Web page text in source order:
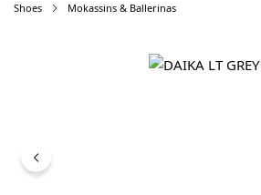
Shoes Mokassins & Ballerinas
Bildergalerie überspringen